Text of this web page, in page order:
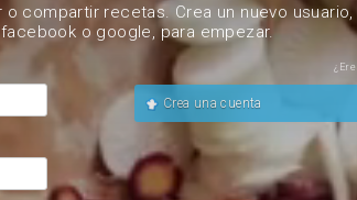
compartir recetas. Crea un nuevo
o google, para empezar.
Crea una cuenta